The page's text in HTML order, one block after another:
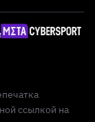
ссылкой на